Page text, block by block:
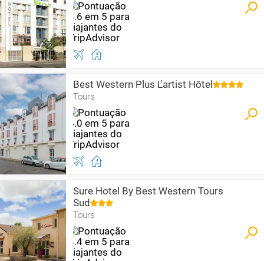
Best Western Plus L'artist Hôtel
Tours
Sure Hotel By Best Western Tours
Sud
Tours